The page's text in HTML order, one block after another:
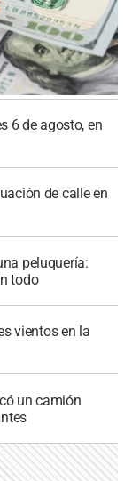
6 de agosto, en
de calle en
peluquería:
todo
vientos en la
un camión